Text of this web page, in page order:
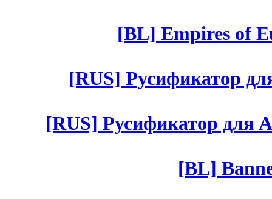
[BL] Empires of
[RUS] Русификатор
[RUS] Русификатор для
[BL]